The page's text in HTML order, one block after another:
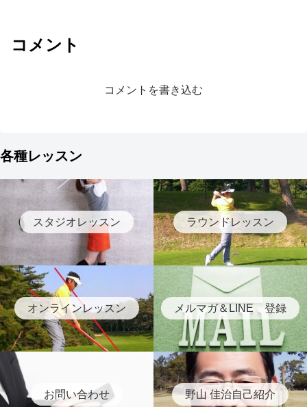
コメント
コメントを書き込む
各種レッスン
スタジオレッスン ラウンドレッスン
オンラインレッスン メルマガ＆LINE 登録
お問い合わせ 野山 佳治自己紹介